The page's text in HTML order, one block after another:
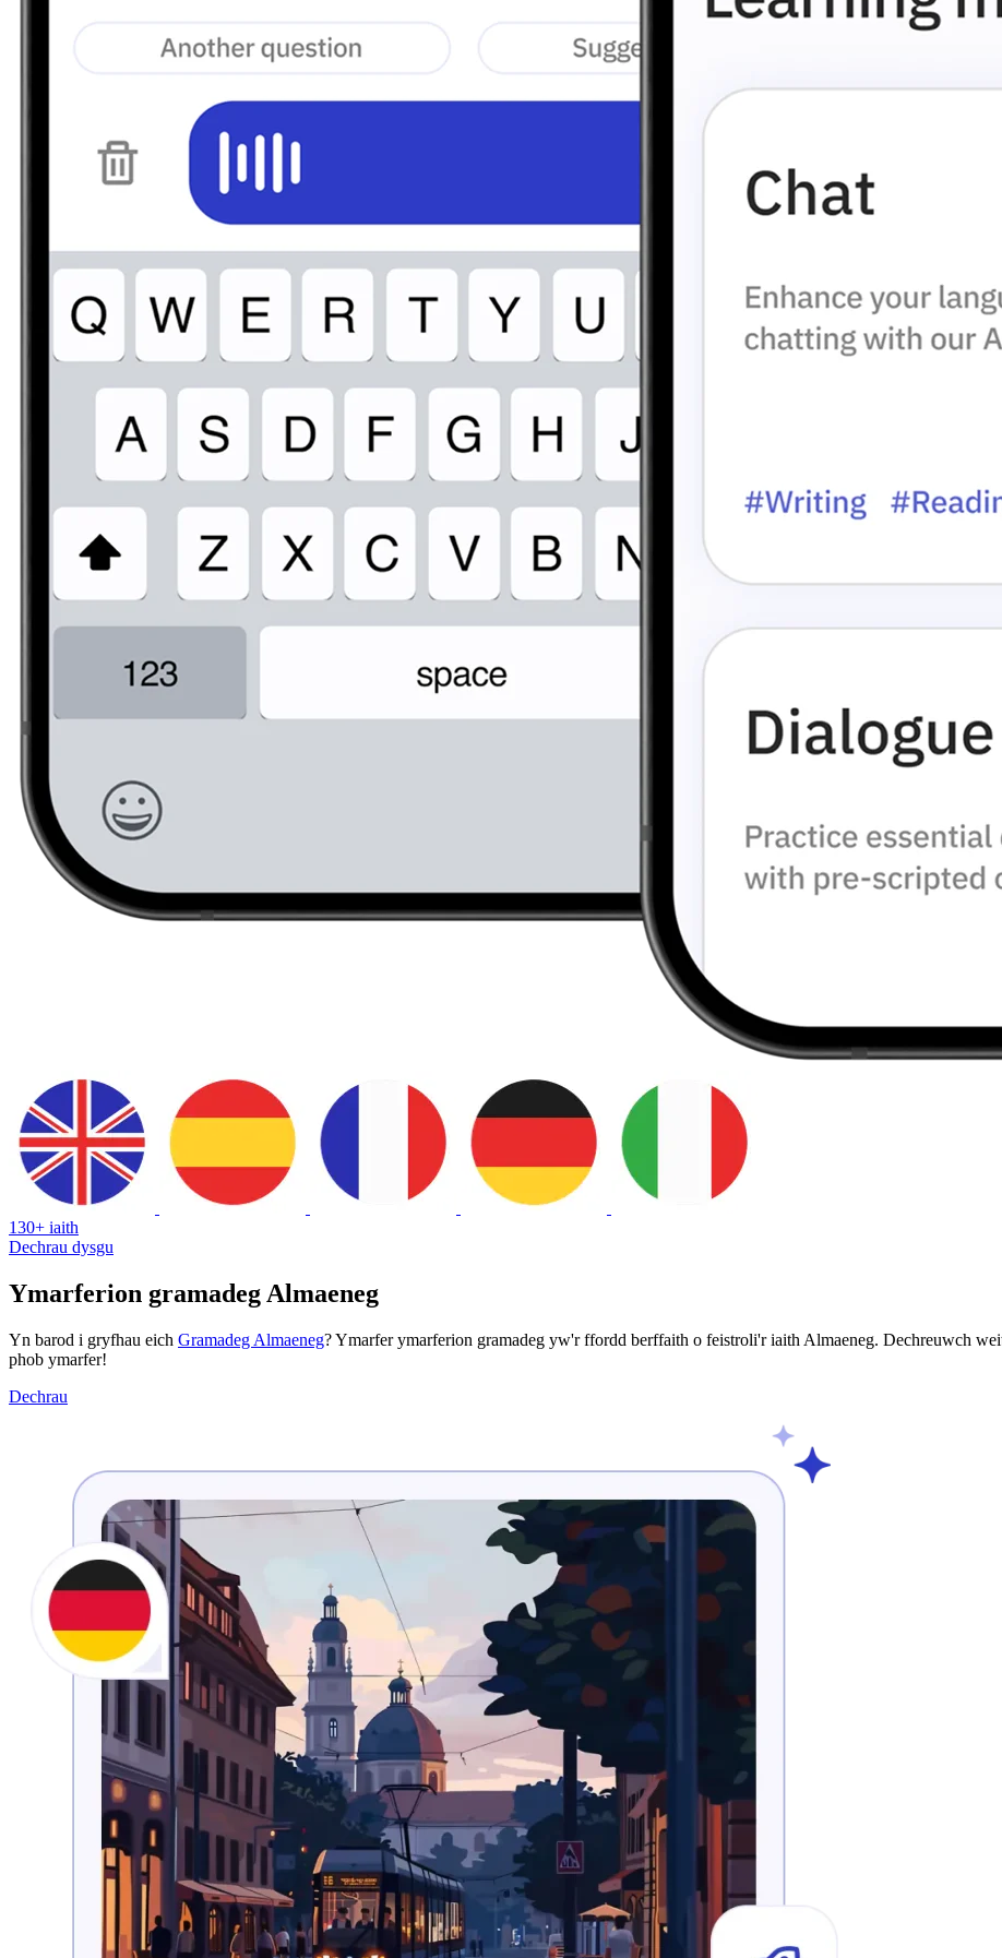
130+ iaith
Dechrau dysgu
Ymarferion gramadeg Almaeneg
Yn barod i gryfhau eich Gramadeg Almaeneg? Ymarfer ymarferion gramadeg yw'r ffordd berffaith o feistroli'r iaith Almaeneg. Dechreuwch
phob ymarfer!
Dechrau